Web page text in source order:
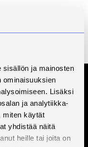
sisällön ja mainosten
ominaisuuksien
Lisäksi
ja analytiikka-
miten käytät
yhdistää näitä
heille tai joita on